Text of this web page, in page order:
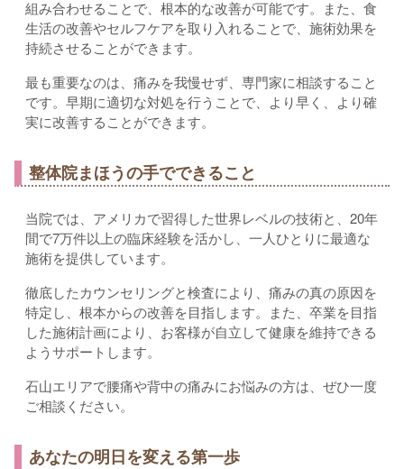
組み合わせることで、根本的な改善が可能です。また、食
生活の改善やセルフケアを取り入れることで、施術効果を
持続させることができます。
最も重要なのは、痛みを我慢せず、専門家に相談すること
です。早期に適切な対処を行うことで、より早く、より確
実に改善することができます。
整体院まほうの手でできること
当院では、アメリカで習得した世界レベルの技術と、20年
間で7万件以上の臨床経験を活かし、一人ひとりに最適な
施術を提供しています。
徹底したカウンセリングと検査により、痛みの真の原因を
特定し、根本からの改善を目指します。また、卒業を目指
した施術計画により、お客様が自立して健康を維持できる
ようサポートします。
石山エリアで腰痛や背中の痛みにお悩みの方は、ぜひ一度
ご相談ください。
あなたの明日を変える第一歩